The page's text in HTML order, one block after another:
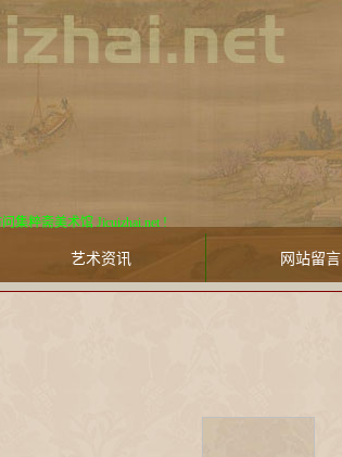
访问集粹斋美术馆 Jicuizhai.net !
艺术资讯 网站留言